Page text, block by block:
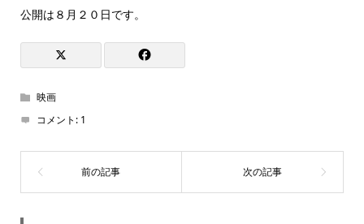
公開は８月２０日です。
映画
コメント: 1